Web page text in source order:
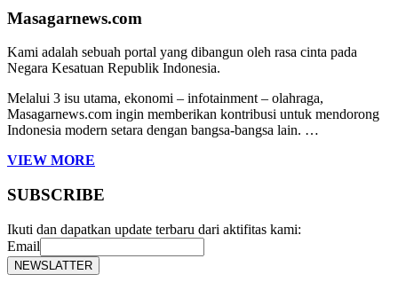
Masagarnews.com
Kami adalah sebuah portal yang dibangun oleh rasa cinta pada
Negara Kesatuan Republik Indonesia.
Melalui 3 isu utama, ekonomi – infotainment – olahraga,
Masagarnews.com ingin memberikan kontribusi untuk mendorong
Indonesia modern setara dengan bangsa-bangsa lain. …
VIEW MORE
SUBSCRIBE
Ikuti dan dapatkan update terbaru dari aktifitas kami:
Email